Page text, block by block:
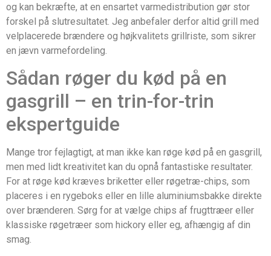
og kan bekræfte, at en ensartet varmedistribution gør stor
forskel på slutresultatet. Jeg anbefaler derfor altid grill med
velplacerede brændere og højkvalitets grillriste, som sikrer
en jævn varmefordeling.
Sådan røger du kød på en
gasgrill – en trin-for-trin
ekspertguide
Mange tror fejlagtigt, at man ikke kan røge kød på en gasgrill,
men med lidt kreativitet kan du opnå fantastiske resultater.
For at røge kød kræves briketter eller røgetræ-chips, som
placeres i en rygeboks eller en lille aluminiumsbakke direkte
over brænderen. Sørg for at vælge chips af frugttræer eller
klassiske røgetræer som hickory eller eg, afhængig af din
smag.